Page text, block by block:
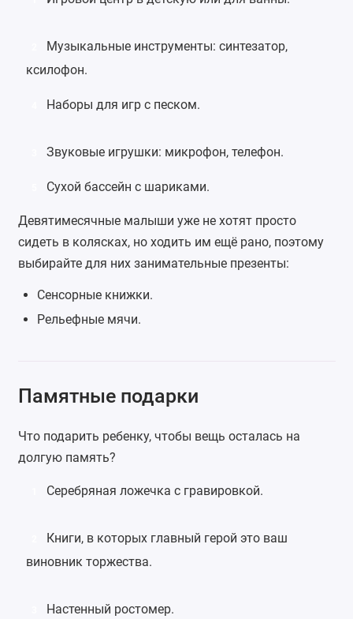
Музыкальные инструменты:синтезатор,
ксилофон.
Наборы для игр с песком.
Звуковые игрушки: микрофон,телефон.
Сухой бассейн с шариками.
Девятимесячные малыши уже не хотят просто
сидеть в колясках, но ходить им ещё рано, поэтому
выбирайте для них занимательные презенты:
Сенсорные книжки.
Рельефные мячи.
Памятные подарки
Что подарить ребенку, чтобы вещь осталась на
долгую память?
Серебряная ложечка с гравировкой.
Книги, в которых главный герой это ваш
виновник торжества.
Настенный ростомер.